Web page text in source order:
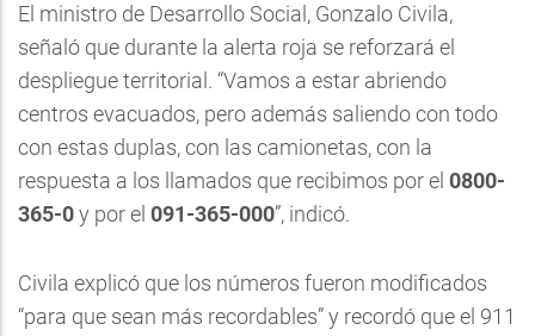
El ministro de Desarrollo Social, Gonzalo Civila,
señaló que durante la alerta roja se reforzará el
despliegue territorial. “Vamos a estar abriendo
centros evacuados, pero además saliendo con todo
con estas duplas, con las camionetas, con la
respuesta a los llamados que recibimos por el 0800-
365-0y por el 091-365-000”, indicó.
Civila explicó que los números fueron modificados
“para que sean más recordables” y recordó que el 911